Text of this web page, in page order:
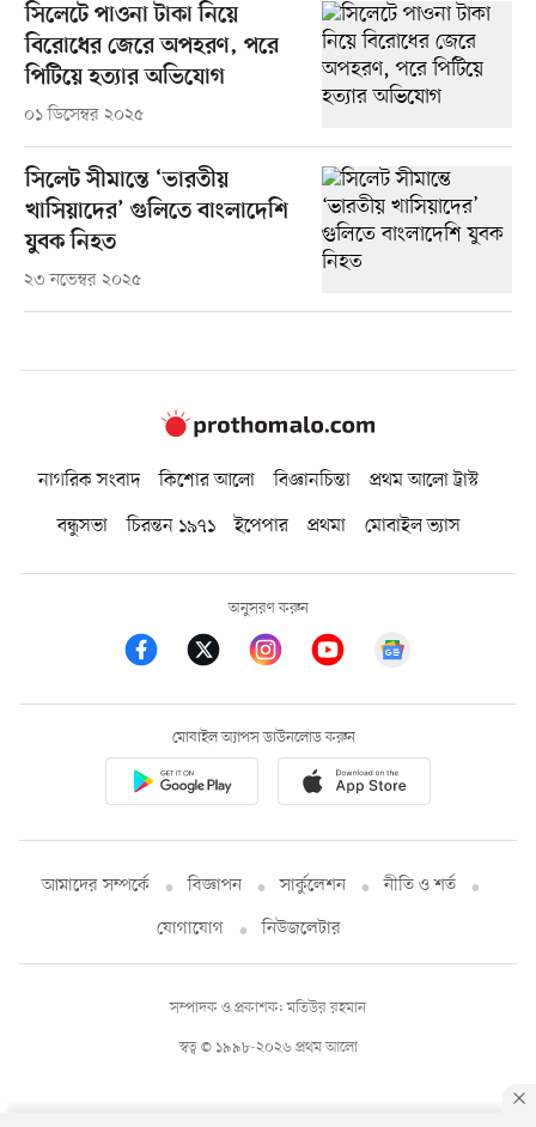
সিলেটে পাওনা টাকা নিয়ে
বিরোধের জেরে অপহরণ, পরে
পিটিয়ে হত্যার অভিযোগ
০১ ডিসেম্বর ২০২৫
সিলেট সীমান্তে ‘ভারতীয়
খাসিয়াদের’ গুলিতে বাংলাদেশি
যুবক নিহত
২৩ নভেম্বর ২০২৫
নাগরিক সংবাদ কিশোর আলো বিজ্ঞানচিন্তা
প্রথম আলো ট্রাস্ট
বন্ধুসভা
চিরন্তন ১৯৭১ ইপেপার প্রথমা মোবাইল ভ্যাস
অনুসরণ করুন
মোবাইল অ্যাপস ডাউনলোড করুন
আমাদের সম্পর্কে বিজ্ঞাপন সার্কুলেশন
নীতি ও শর্ত
যোগাযোগ
নিউজলেটার
স্বত্ব © ১৯৯৮-২০২৬ প্রথম আলো
সম্পাদক ও প্রকাশক: মতিউর রহমান